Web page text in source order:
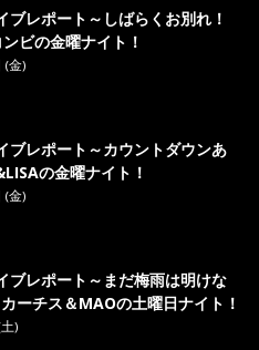
ブレポート～しばらくお別れ！
ビの金曜ナイト！
(金)
ブレポート～カウントダウンあ
の金曜ナイト！
(金)
ブレポート～まだ梅雨は明けな
ーチス＆MAOの土曜日ナイト！
)